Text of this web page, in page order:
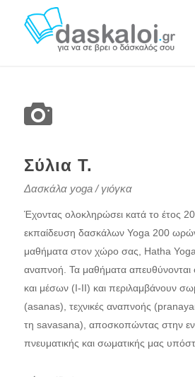
Σύλια Τ.
Δασκάλα yoga / γιόγκα
Έχοντας ολοκληρώσει κατά το έτος
εκπαίδευση δασκάλων Yoga 200
μαθήματα στον χώρο σας, Hatha
αναπνοή. Τα μαθήματα απευθύνονται
και μέσων (Ι-ΙΙ) και περιλαμβάνουν
(asanas), τεχνικές αναπνοής
τη savasana), αποσκοπώντας στην
πνευματικής και σωματικής μας